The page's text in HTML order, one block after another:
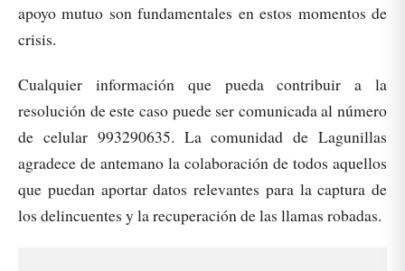
apoyo mutuo son fundamentales en estos momentos de
crisis.
Cualquier información que pueda contribuir a la
resolución de este caso puede ser comunicada al número
de celular 993290635. La comunidad de Lagunillas
agradece de antemano la colaboración de todos aquellos
que puedan aportar datos relevantes para la captura de
los delincuentes y la recuperación de las llamas robadas.